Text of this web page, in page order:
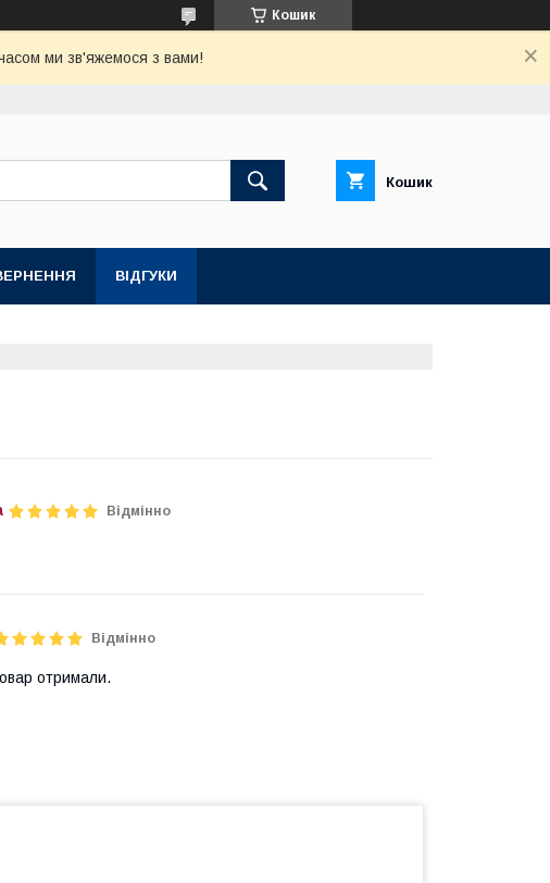
Кошик
ми зв'яжемося з вами!
Кошик
ВІДГУКИ
Відмінно
Відмінно
отримали.